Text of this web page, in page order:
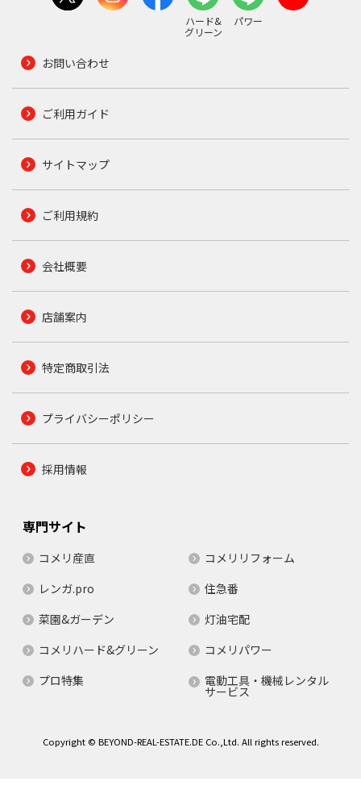
ハード&
グリーン
パワー
お問い合わせ
ご利用ガイド
サイトマップ
ご利用規約
会社概要
店舗案内
特定商取引法
プライバシーポリシー
採用情報
専門サイト
コメリ産直
コメリリフォーム
レンガ.pro
住急番
菜園&ガーデン
灯油宅配
コメリハード&グリーン
コメリパワー
プロ特集
電動工具・機械レンタル
サービス
Copyright © BEYOND-REAL-ESTATE.DE Co.,Ltd. All rights reserved.